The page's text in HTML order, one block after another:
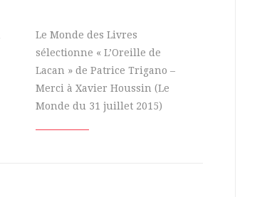
Le Monde des Livres
sélectionne « L’Oreille de
Lacan » de Patrice Trigano –
Merci à Xavier Houssin (Le
Monde du 31 juillet 2015)